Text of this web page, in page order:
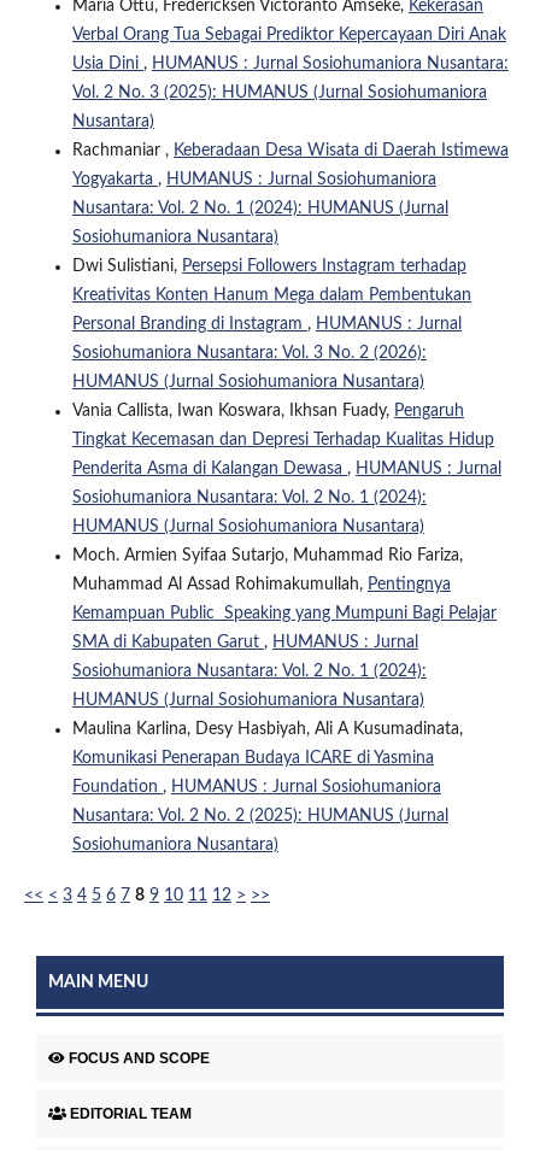
Maria Ottu, Fredericksen Victoranto Amseke, Kekerasan
Verbal Orang Tua Sebagai Prediktor Kepercayaan Diri Anak
Usia Dini , HUMANUS : Jurnal Sosiohumaniora Nusantara:
Vol. 2 No. 3 (2025): HUMANUS (Jurnal Sosiohumaniora
Nusantara)
Rachmaniar , Keberadaan Desa Wisata di Daerah Istimewa
Yogyakarta , HUMANUS : Jurnal Sosiohumaniora
Nusantara: Vol. 2 No. 1 (2024): HUMANUS (Jurnal
Sosiohumaniora Nusantara)
Dwi Sulistiani, Persepsi Followers Instagram terhadap
Kreativitas Konten Hanum Mega dalam Pembentukan
Personal Branding di Instagram , HUMANUS : Jurnal
Sosiohumaniora Nusantara: Vol. 3 No. 2 (2026):
HUMANUS (Jurnal Sosiohumaniora Nusantara)
Vania Callista, Iwan Koswara, Ikhsan Fuady, Pengaruh
Tingkat Kecemasan dan Depresi Terhadap Kualitas Hidup
Penderita Asma di Kalangan Dewasa , HUMANUS : Jurnal
Sosiohumaniora Nusantara: Vol. 2 No. 1 (2024):
HUMANUS (Jurnal Sosiohumaniora Nusantara)
Moch. Armien Syifaa Sutarjo, Muhammad Rio Fariza,
Muhammad Al Assad Rohimakumullah, Pentingnya
Kemampuan Public Speaking yang Mumpuni Bagi Pelajar
SMA di Kabupaten Garut , HUMANUS : Jurnal
Sosiohumaniora Nusantara: Vol. 2 No. 1 (2024):
HUMANUS (Jurnal Sosiohumaniora Nusantara)
Maulina Karlina, Desy Hasbiyah, Ali A Kusumadinata,
Komunikasi Penerapan Budaya ICARE di Yasmina
Foundation , HUMANUS : Jurnal Sosiohumaniora
Nusantara: Vol. 2 No. 2 (2025): HUMANUS (Jurnal
Sosiohumaniora Nusantara)
<< < 3 4 5 6 7 8 9 10 11 12 > >>
MAIN MENU
FOCUS AND SCOPE
EDITORIAL TEAM